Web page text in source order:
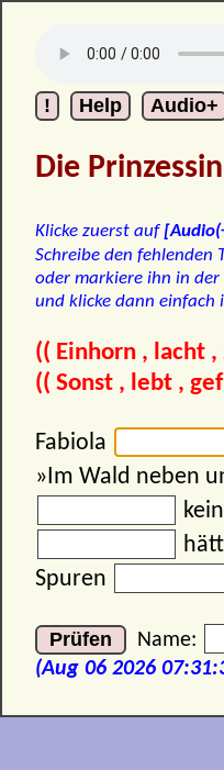
Die
Klicke zuerst auf
Schreibe den fehlenden
oder markiere ihn in der
und klicke dann einfach
(( Einhorn , lacht ,
(( Sonst , lebt ,
Fabiola
»Im Wald neben
Spuren
Name:
(Aug 06 2026